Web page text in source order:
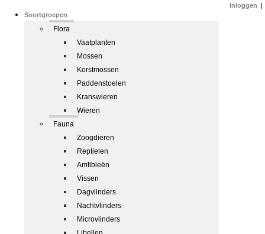
Soortgroepen
Flora
Vaatplanten
Mossen
Korstmossen
Paddenstoelen
Kranswieren
Wieren
Fauna
Zoogdieren
Reptielen
Amfibieën
Vissen
Dagvlinders
Nachtvlinders
Microvlinders
Inloggen |